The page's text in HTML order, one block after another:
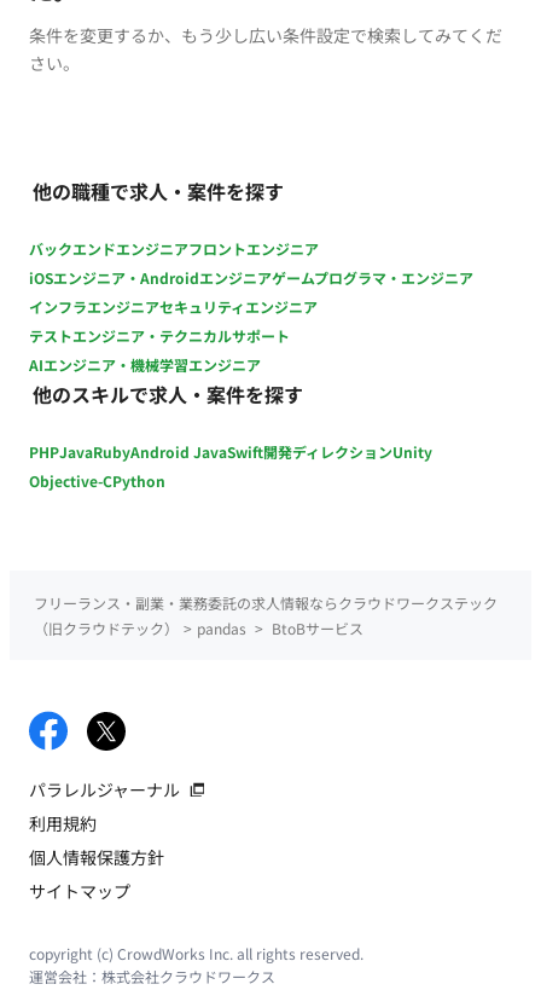
条件を変更するか、もう少し広い条件設定で検索してみてくだ
さい。
他の職種で求人・案件を探す
バックエンドエンジニアフロントエンジニア
iOSエンジニア・Androidエンジニアゲームプログラマ・エンジニア
インフラエンジニアセキュリティエンジニア
テストエンジニア・テクニカルサポート
AIエンジニア・機械学習エンジニア
他のスキルで求人・案件を探す
PHPJavaRubyAndroid JavaSwift開発ディレクションUnity
Objective-CPython
フリーランス・副業・業務委託の求人情報ならクラウドワークステック
（旧クラウドテック）
> pandas > BtoBサービス
パラレルジャーナル
利用規約
個人情報保護方針
サイトマップ
copyright (c) CrowdWorks Inc. all rights reserved.
運営会社： 株式会社クラウドワークス